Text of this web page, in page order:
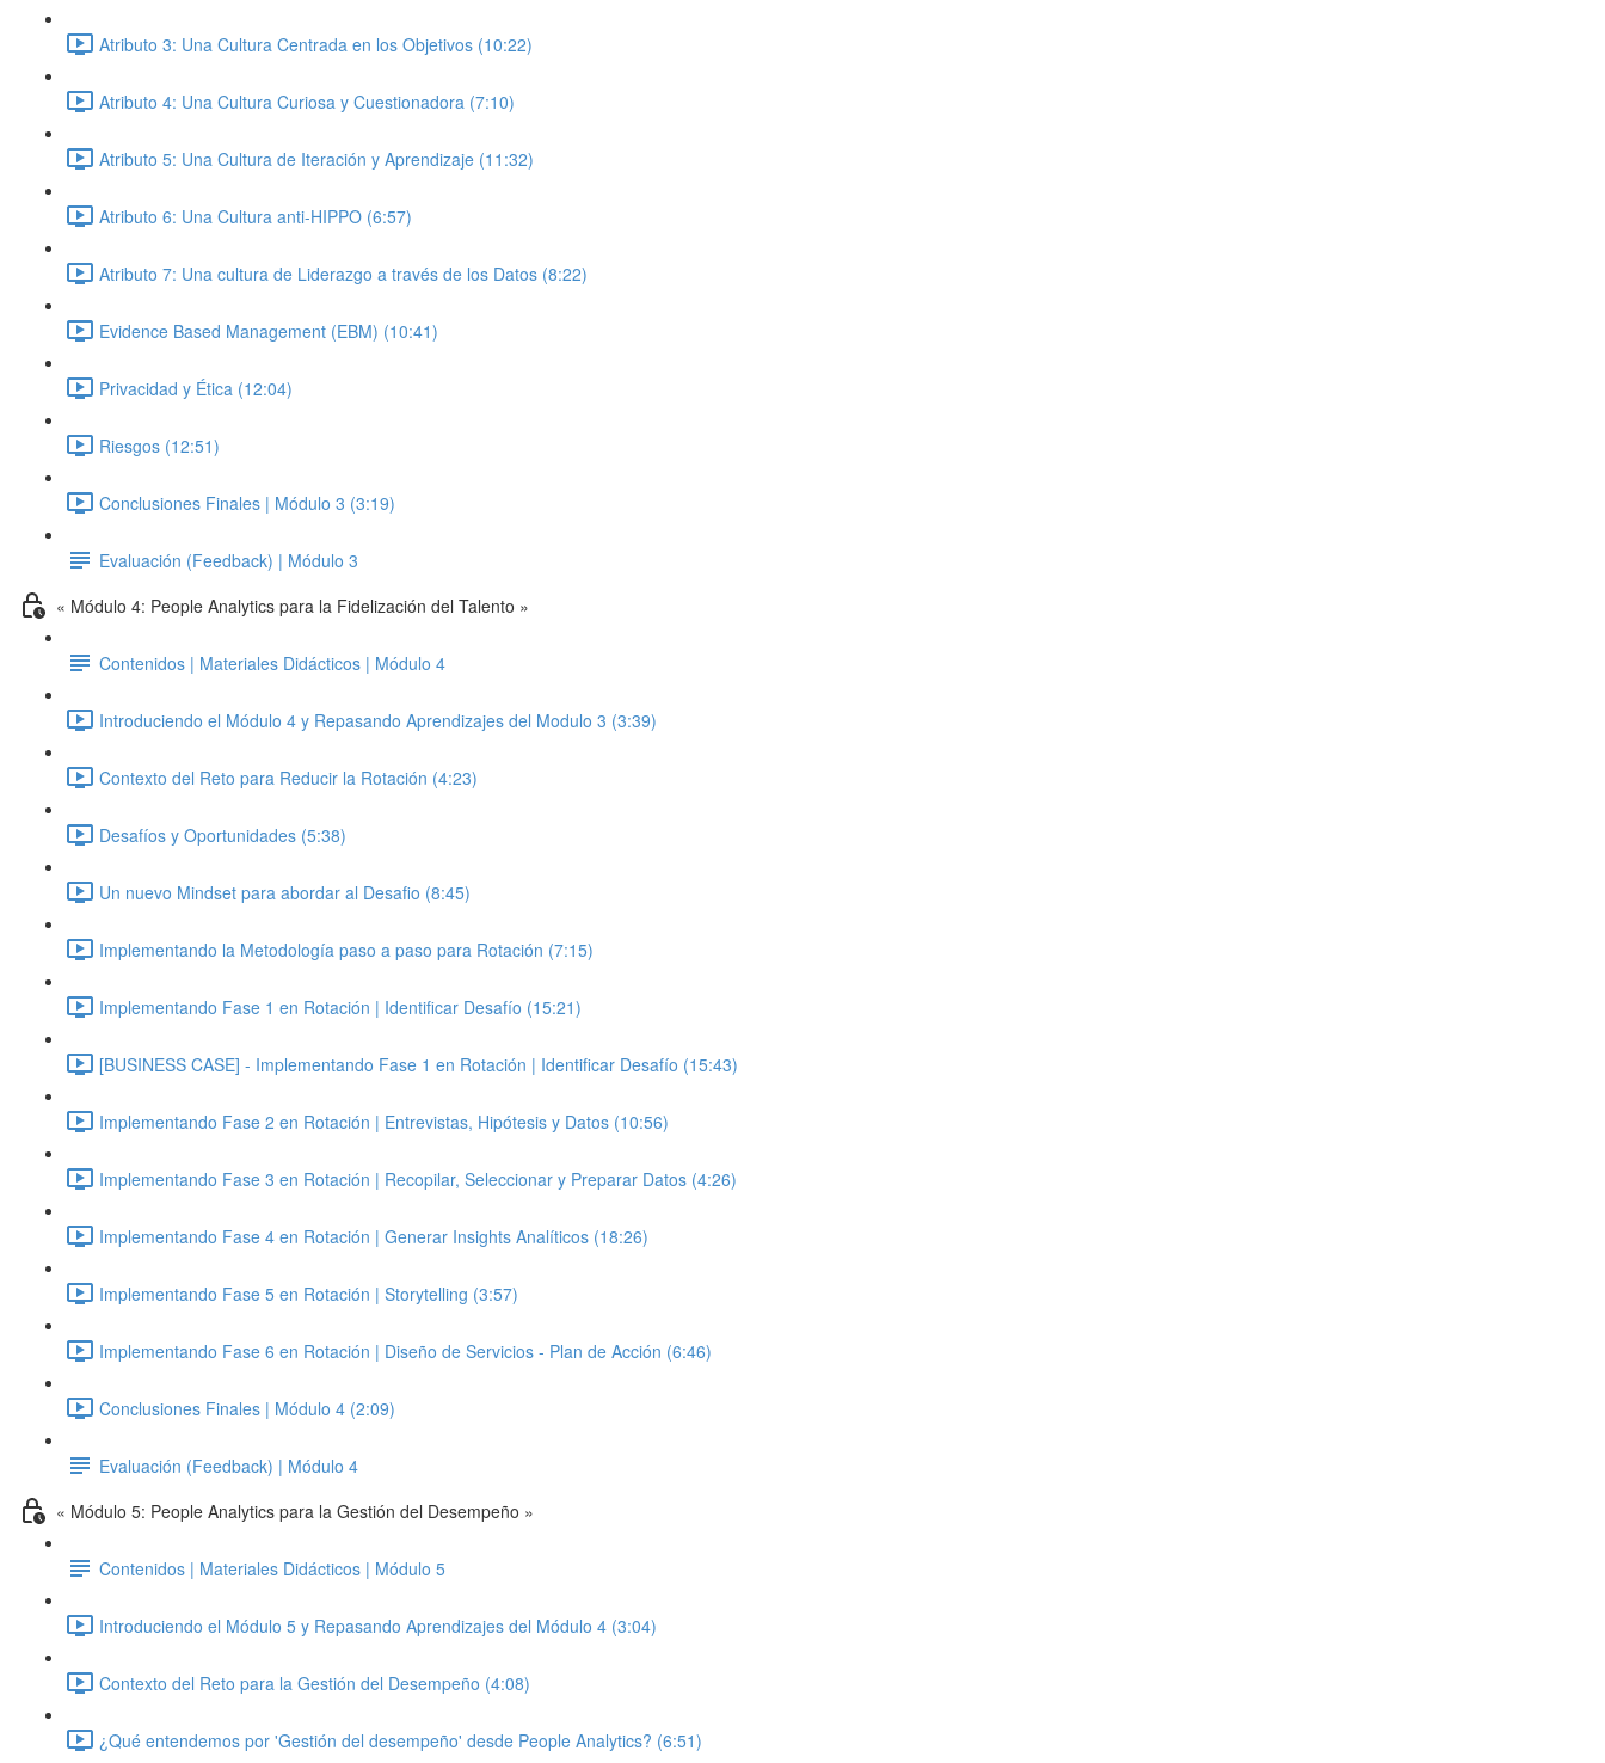
Atributo 3: Una Cultura Centrada en los Objetivos (10:22)
Atributo 4: Una Cultura Curiosa y Cuestionadora (7:10)
Atributo 5: Una Cultura de Iteración y Aprendizaje (11:32)
Atributo 6: Una Cultura anti-HIPPO (6:57)
Atributo 7: Una cultura de Liderazgo a través de los Datos (8:22)
Evidence Based Management (EBM) (10:41)
Privacidad y Ética (12:04)
Riesgos (12:51)
Conclusiones Finales | Módulo 3 (3:19)
Evaluación (Feedback) | Módulo 3
« Módulo 4: People Analytics para la Fidelización del Talento »
Contenidos | Materiales Didácticos | Módulo 4
Introduciendo el Módulo 4 y Repasando Aprendizajes del Modulo 3 (3:39)
Contexto del Reto para Reducir la Rotación (4:23)
Desafíos y Oportunidades (5:38)
Un nuevo Mindset para abordar al Desafio (8:45)
Implementando la Metodología paso a paso para Rotación (7:15)
Implementando Fase 1 en Rotación | Identificar Desafío (15:21)
[BUSINESS CASE] - Implementando Fase 1 en Rotación | Identificar Desafío (15:43)
Implementando Fase 2 en Rotación | Entrevistas, Hipótesis y Datos (10:56)
Implementando Fase 3 en Rotación | Recopilar, Seleccionar y Preparar Datos (4:26)
Implementando Fase 4 en Rotación | Generar Insights Analíticos (18:26)
Implementando Fase 5 en Rotación | Storytelling (3:57)
Implementando Fase 6 en Rotación | Diseño de Servicios - Plan de Acción (6:46)
Conclusiones Finales | Módulo 4 (2:09)
Evaluación (Feedback) | Módulo 4
« Módulo 5: People Analytics para la Gestión del Desempeño »
Contenidos | Materiales Didácticos | Módulo 5
Introduciendo el Módulo 5 y Repasando Aprendizajes del Módulo 4 (3:04)
Contexto del Reto para la Gestión del Desempeño (4:08)
¿Qué entendemos por 'Gestión del desempeño' desde People Analytics? (6:51)